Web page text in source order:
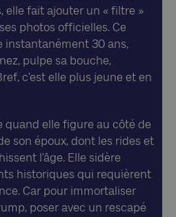
elle fait ajouter un « filtre »
photos officielles. Ce
instantanément 30 ans,
pulpe sa bouche,
c’est elle plus jeune et en
quand elle figure au côté de
son époux, dont les rides et
l’âge. Elle sidère
historiques qui requièrent
Car pour immortaliser
poser avec un rescapé